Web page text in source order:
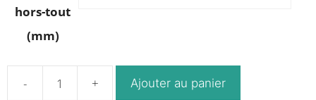
hors-tout
(mm)
quantité
Ajouter au panier